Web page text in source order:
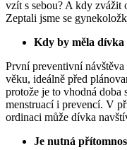
vzít s sebou? A kdy
Zeptali jsme se
Kdy by měla dívka
První preventivní
věku, ideálně před
protože je to vhodná doba
menstruací i prevencí. V
ordinaci může dívka
Je nutná